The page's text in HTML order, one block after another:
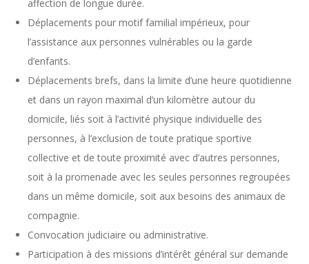
affection de longue durée.
Déplacements pour motif familial impérieux, pour
l’assistance aux personnes vulnérables ou la garde
d’enfants.
Déplacements brefs, dans la limite d’une heure quotidienne
et dans un rayon maximal d’un kilomètre autour du
domicile, liés soit à l’activité physique individuelle des
personnes, à l’exclusion de toute pratique sportive
collective et de toute proximité avec d’autres personnes,
soit à la promenade avec les seules personnes regroupées
dans un même domicile, soit aux besoins des animaux de
compagnie.
Convocation judiciaire ou administrative.
Participation à des missions d’intérêt général sur demande